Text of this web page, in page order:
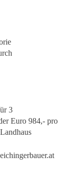
3
Euro 984,- pro